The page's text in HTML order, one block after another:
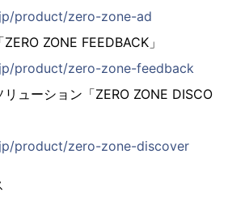
product/zero-zone-ad
ZONE FEEDBACK」
product/zero-zone-feedback
リューション「ZERO ZONE DISCO
product/zero-zone-discover